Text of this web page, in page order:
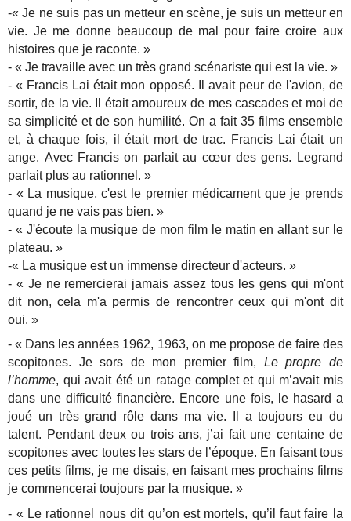
-« Je ne suis pas un metteur en scène, je suis un metteur en
vie. Je me donne beaucoup de mal pour faire croire aux
histoires que je raconte. »
- « Je travaille avec un très grand scénariste qui est la vie. »
- « Francis Lai était mon opposé. Il avait peur de l'avion, de
sortir, de la vie. Il était amoureux de mes cascades et moi de
sa simplicité et de son humilité. On a fait 35 films ensemble
et, à chaque fois, il était mort de trac. Francis Lai était un
ange. Avec Francis on parlait au cœur des gens. Legrand
parlait plus au rationnel. »
- « La musique, c'est le premier médicament que je prends
quand je ne vais pas bien. »
- « J'écoute la musique de mon film le matin en allant sur le
plateau. »
-« La musique est un immense directeur d'acteurs. »
- « Je ne remercierai jamais assez tous les gens qui m'ont
dit non, cela m'a permis de rencontrer ceux qui m'ont dit
oui. »
- « Dans les années 1962, 1963, on me propose de faire des
scopitones. Je sors de mon premier film, Le propre de
l’homme, qui avait été un ratage complet et qui m’avait mis
dans une difficulté financière. Encore une fois, le hasard a
joué un très grand rôle dans ma vie. Il a toujours eu du
talent. Pendant deux ou trois ans, j’ai fait une centaine de
scopitones avec toutes les stars de l’époque. En faisant tous
ces petits films, je me disais, en faisant mes prochains films
je commencerai toujours par la musique. »
- « Le rationnel nous dit qu’on est mortels, qu’il faut faire la